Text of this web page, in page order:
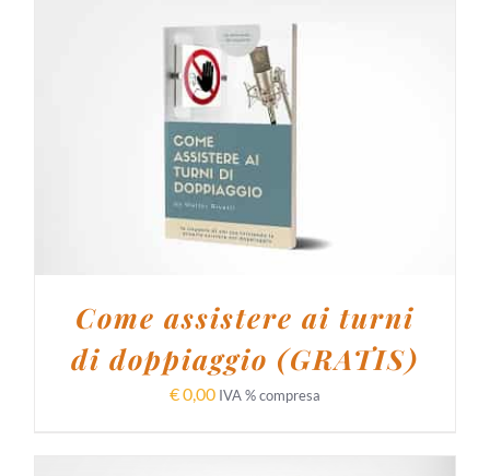
AGGIUNGI AL CARRELLO
Come assistere ai turni
di doppiaggio (GRATIS)
€0,00 IVA % compresa